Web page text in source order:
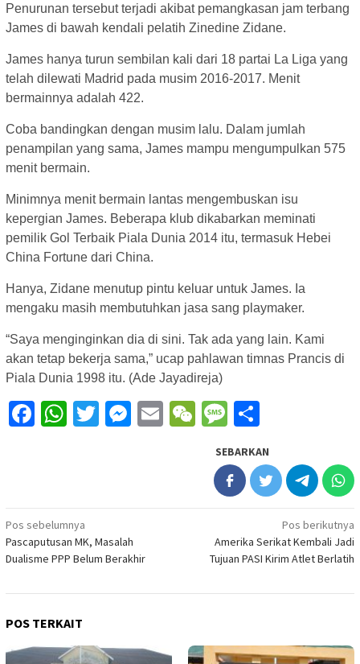
Penurunan tersebut terjadi akibat pemangkasan jam terbang
James di bawah kendali pelatih Zinedine Zidane.
James hanya turun sembilan kali dari 18 partai La Liga yang
telah dilewati Madrid pada musim 2016-2017. Menit
bermainnya adalah 422.
Coba bandingkan dengan musim lalu. Dalam jumlah
penampilan yang sama, James mampu mengumpulkan 575
menit bermain.
Minimnya menit bermain lantas mengembuskan isu
kepergian James. Beberapa klub dikabarkan meminati
pemilik Gol Terbaik Piala Dunia 2014 itu, termasuk Hebei
China Fortune dari China.
Hanya, Zidane menutup pintu keluar untuk James. Ia
mengaku masih membutuhkan jasa sang playmaker.
“Saya menginginkan dia di sini. Tak ada yang lain. Kami
akan tetap bekerja sama,” ucap pahlawan timnas Prancis di
Piala Dunia 1998 itu. (Ade Jayadireja)
Facebook
WhatsApp
Twitter
Messenger
EmailWeChatMessage
SEBARKAN
Navigasi
pos
Pos sebelumnya
Pascaputusan MK, Masalah
Dualisme PPP Belum Berakhir
Pos berikutnya
Amerika Serikat Kembali Jadi
Tujuan PASI Kirim Atlet Berlatih
POS TERKAIT